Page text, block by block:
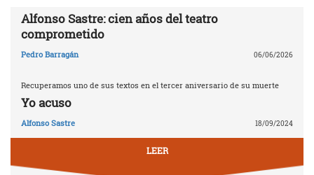
Alfonso Sastre: cien años del teatro
comprometido
Pedro Barragán 06/06/2026
Recuperamos uno de sus textos en el tercer aniversario de su muerte
Yo acuso
Alfonso Sastre 18/09/2024
LEER